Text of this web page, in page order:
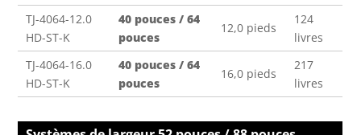
TJ-4064-12.0
HD-ST-K
40 pouces / 64
pouces
12,0 pieds
124
livres
TJ-4064-16.0
HD-ST-K
40 pouces / 64
pouces
16,0 pieds
217
livres